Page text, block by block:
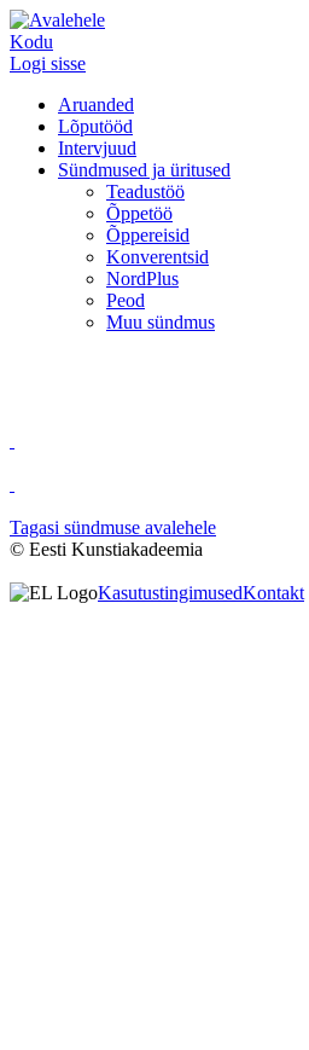
Kodu
Logi sisse
Aruanded
Lõputööd
Intervjuud
Sündmused ja üritused
Teadustöö
Õppetöö
Õppereisid
Konverentsid
NordPlus
Peod
Muu sündmus
Tagasi sündmuse avalehele
© Eesti Kunstiakadeemia
KasutustingimusedKontakt